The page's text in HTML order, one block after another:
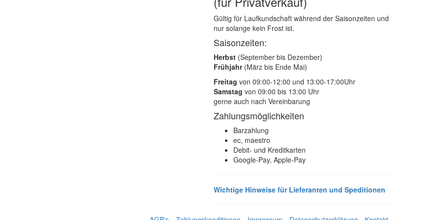
Gültig für Laufkundschaft während der Saisonzeiten und
nur solange kein Frost ist.
Saisonzeiten:
Herbst (September bis Dezember)
Frühjahr(März bis Ende Mai)
Freitag von 09:00-12:00 und 13:00-17:00Uhr
Samstag von 09:00 bis 13:00 Uhr
gerne auch nach Vereinbarung
Zahlungsmöglichkeiten
Barzahlung
ec, maestro
Debit- und Kreditkarten
Google-Pay, Apple-Pay
Wichtige Hinweise für Lieferanten und Speditionen